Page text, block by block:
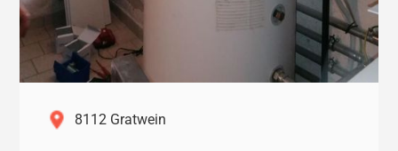
8112 Gratwein